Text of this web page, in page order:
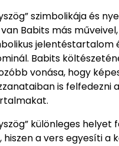
szimbolikája és
Babits más
jelentéstartalom
Babits
vonása, hogy
is felfedezni
különleges helyet
a vers egyesíti a